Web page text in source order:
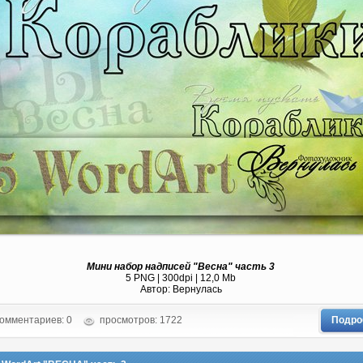
Мини набор надписей "Весна" часть 3
5 PNG | 300dpi | 12,0 Mb
Автор: Вернулась
0 просмотров: 1722